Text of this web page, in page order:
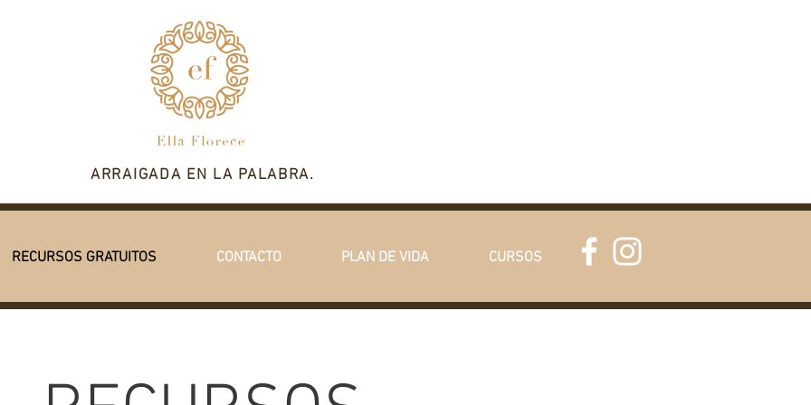
ARRAIGADA EN LA PALABRA.
RECURSOS GRATUITOS CONTACTO PLAN DE VIDA CURSOS